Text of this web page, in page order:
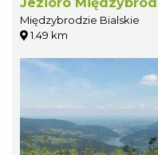
Międzybrodzie Bialskie
1.49 km